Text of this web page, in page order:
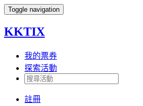
Toggle navigation
KKTIX
我的票券
探索活動
註冊